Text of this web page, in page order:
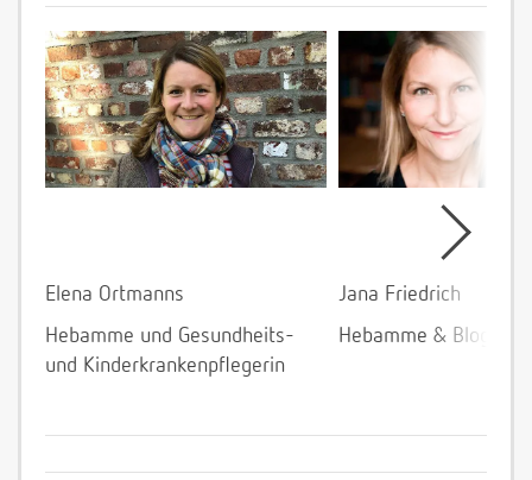
Elena Ortmanns
Hebamme und Gesundheits-
und Kinderkrankenpflegerin
Jana Friedrich
Hebamme &